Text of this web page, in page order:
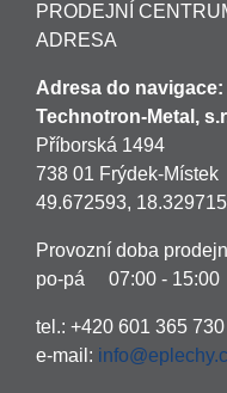
PRODEJNÍ
ADRESA
Adresa do navigace:
Technotron-Metal,
Příborská 1494
738 01 Frýdek-Místek
49.672593, 18.329715
Provozní doba
po-pá 07:00 - 15:00
tel.: +420 601 365 730
e-mail: